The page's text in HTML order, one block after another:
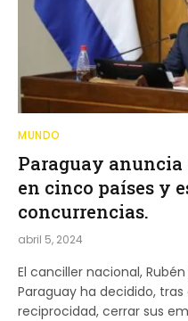
MUNDO
Paraguay anuncia
en cinco países y
concurrencias.
abril 5, 2024
El canciller nacional,
Paraguay ha decidido,
reciprocidad, cerrar sus